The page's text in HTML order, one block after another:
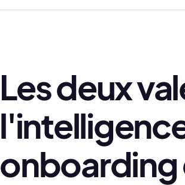
Les deux
onboarding